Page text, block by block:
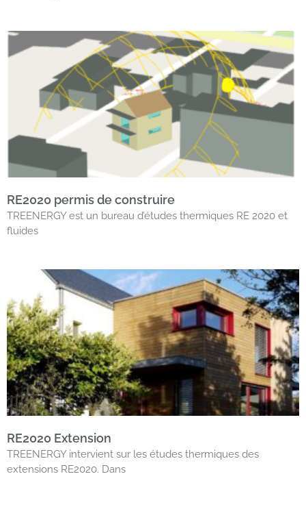
RE2020 permis de construire
TREENERGY est un bureau d’études thermiques RE 2020 et
fluides
RE2020 Extension
TREENERGY intervient sur les études thermiques des
extensions RE2020. Dans